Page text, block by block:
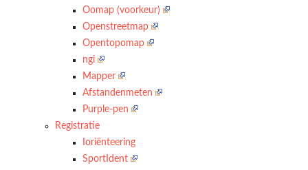
Oomap (voorkeur)
Openstreetmap
Opentopomap
ngi
Mapper
Afstandenmeten
Purple-pen
Registratie
Ioriënteering
SportIdent